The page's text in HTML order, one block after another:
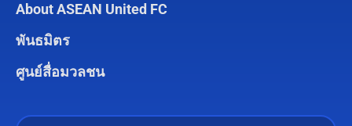
About ASEAN United FC
พันธมิตร
ศูนย์สื่อมวลชน